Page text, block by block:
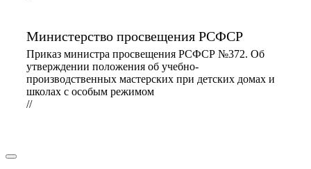
Министерство просвещения РСФСР
Приказ министра просвещения РСФСР №372. Об
утверждении положения об учебно-
производственных мастерских при детских домах и
школах с особым режимом
//